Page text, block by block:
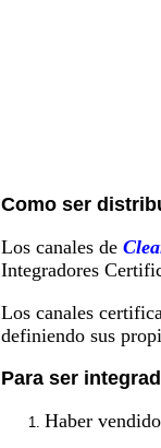
Como ser
Los canales de
Integradores
Los canales
definiendo sus
Para ser
Haber